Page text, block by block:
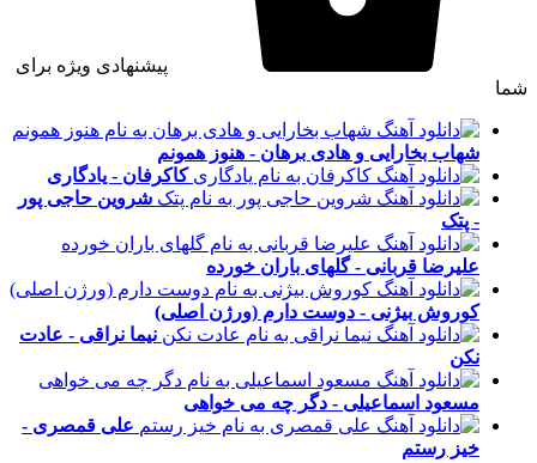
پیشنهادی ویژه برای
شما
شهاب بخارایی و هادی برهان - هنوز همونم
کاکرفان - یادگاری
شروین حاجی پور
- پتک
علیرضا قربانی - گلهای باران خورده
کوروش بیژنی - دوست دارم (ورژن اصلی)
نیما نراقی - عادت
نکن
مسعود اسماعیلی - دگر چه می خواهی
علی قمصری -
خیز رستم